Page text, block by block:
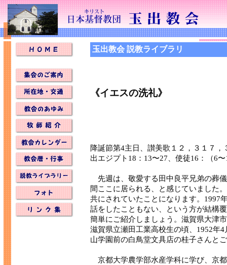
玉出教会 説教ライブラリ
《イエスの洗礼》
降誕節第4主日、讃美歌１２，３１７
出エジプト18：13〜27、使徒16：（6
先週は、敬愛する田中良平兄弟の葬
間ここに居られる、と感じていました
共にされていたことになります。1997
話をしたこともない、という方が結構
簡単にご紹介しましょう。滋賀県大津
滋賀県立瀬田工業高校生の頃、1952年
山学園前の白鳥堂文具店の桂子さんと
京都大学農学部水産学科に学び、京